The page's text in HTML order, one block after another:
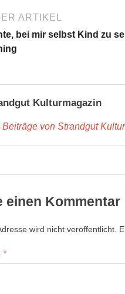
ARTIKEL
bei mir selbst Kind zu
Kulturmagazin
von Strandgut
einen Kommentar
wird nicht veröffentlicht.
*